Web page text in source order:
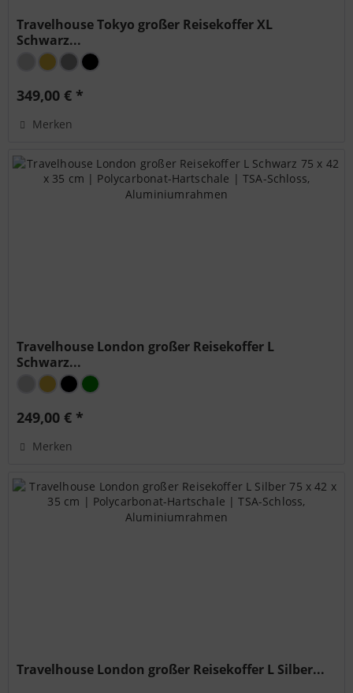
Travelhouse Tokyo großer Reisekoffer XL
Schwarz...
349,00 € *
Merken
Travelhouse London großer Reisekoffer L
Schwarz...
249,00 € *
Merken
Travelhouse London großer Reisekoffer L Silber...